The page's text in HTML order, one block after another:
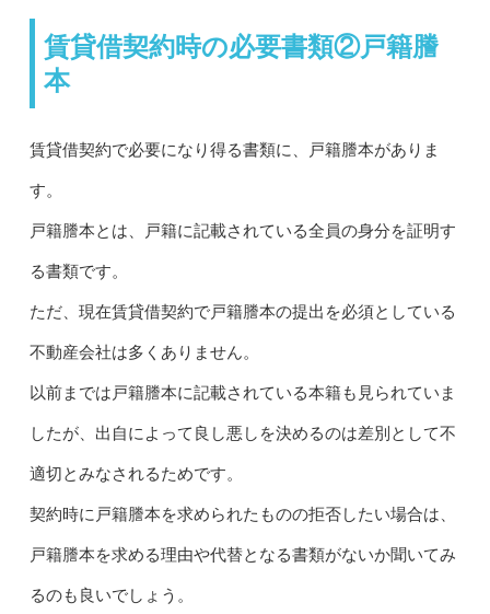
賃貸借契約時の必要書類②戸籍謄
本
賃貸借契約で必要になり得る書類に、戸籍謄本がありま
す。
戸籍謄本とは、戸籍に記載されている全員の身分を証明す
る書類です。
ただ、現在賃貸借契約で戸籍謄本の提出を必須としている
不動産会社は多くありません。
以前までは戸籍謄本に記載されている本籍も見られていま
したが、出自によって良し悪しを決めるのは差別として不
適切とみなされるためです。
契約時に戸籍謄本を求められたものの拒否したい場合は、
戸籍謄本を求める理由や代替となる書類がないか聞いてみ
るのも良いでしょう。